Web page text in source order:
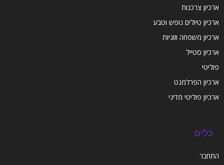
ארכיון צרכנות
ארכיון טיולים נופש וטבע
ארכיון משפחה וזוגיות
ארכיון סטייל
פוליטי
ארכיון הפרלמנט
ארכיון פוליטי מדיני
כלים
התחבר